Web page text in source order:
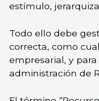
estímulo,
Todo ello debe
correcta, como
empresarial, y para
administración de